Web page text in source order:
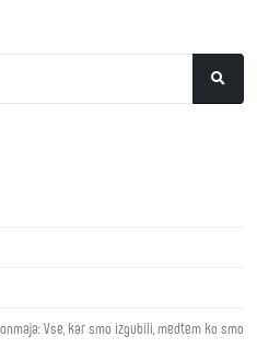
Vse, kar smo izgubili, medtem ko smo